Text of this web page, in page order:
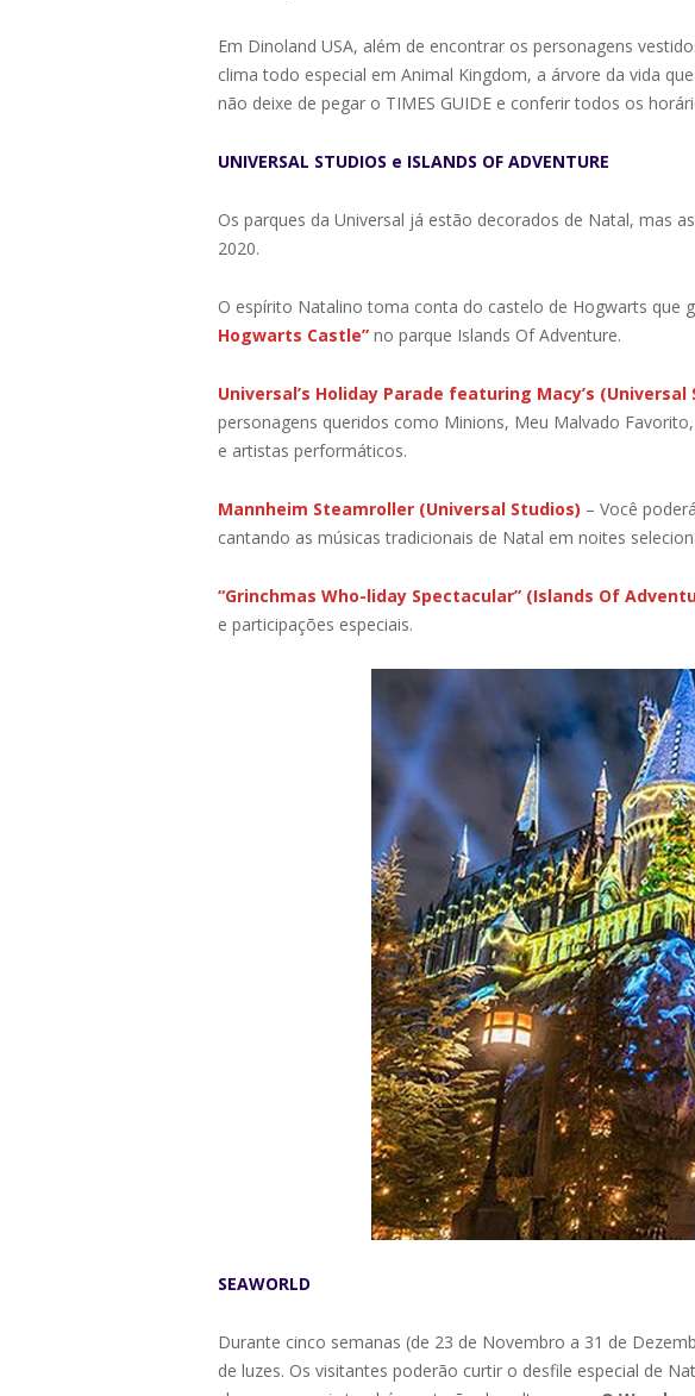
Em Dinoland USA, além de encontrar os personagens
clima todo especial em Animal Kingdom, a árvore da vida
não deixe de pegar o TIMES GUIDE e conferir todos os
UNIVERSAL STUDIOS e ISLANDS OF ADVENTURE
Os parques da Universal já estão decorados de Natal, mas
2020.
O espírito Natalino toma conta do castelo de Hogwarts que
Hogwarts Castle” no parque Islands Of Adventure.
Universal’s Holiday Parade featuring Macy’s (Universal
personagens queridos como Minions, Meu Malvado
e artistas performáticos.
Mannheim Steamroller (Universal Studios) – Você
cantando as músicas tradicionais de Natal em noites
“Grinchmas Who-liday Spectacular” (Islands Of
e participações especiais.
SEAWORLD
Durante cinco semanas (de 23 de Novembro a 31 de
de luzes. Os visitantes poderão curtir o desfile especial de